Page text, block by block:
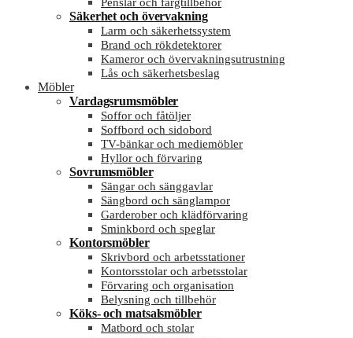
Säkerhet och övervakning
Larm och säkerhetssystem
Brand och rökdetektorer
Kameror och övervakningsutrustning
Lås och säkerhetsbeslag
Möbler
Vardagsrumsmöbler
Soffor och fåtöljer
Soffbord och sidobord
TV-bänkar och mediemöbler
Hyllor och förvaring
Sovrumsmöbler
Sängar och sänggavlar
Sängbord och sänglampor
Garderober och klädförvaring
Sminkbord och speglar
Kontorsmöbler
Skrivbord och arbetsstationer
Kontorsstolar och arbetsstolar
Förvaring och organisation
Belysning och tillbehör
Köks- och matsalsmöbler
Matbord och stolar